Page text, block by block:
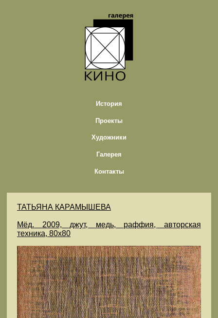
История
Проекты
Художники
Галерея
Контакты
ТАТЬЯНА КАРАМЫШЕВА
Мёд. 2009, джут, медь, раффия, авторская
техника, 80х80